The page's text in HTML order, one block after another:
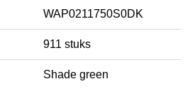
WAP0211750S0DK
911 stuks
Shade green